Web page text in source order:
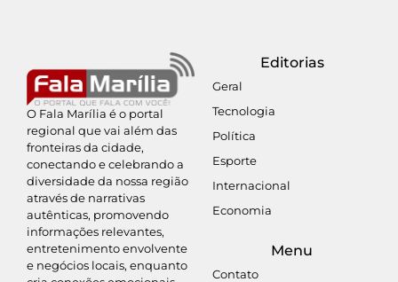
O Fala Marília é o portal
regional que vai além das
fronteiras da cidade,
conectando e celebrando a
diversidade da nossa região
através de narrativas
autênticas, promovendo
informações relevantes,
entretenimento envolvente
e negócios locais, enquanto
Editorias
Geral
Tecnologia
Política
Esporte
Internacional
Economia
Menu
Contato